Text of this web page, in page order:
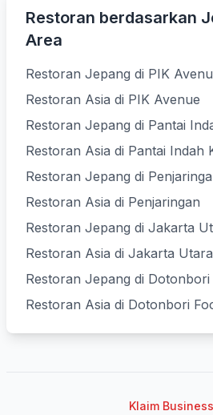
Restoran berdasarkan
Area
Restoran Jepang di PIK
Restoran Asia di PIK Avenue
Restoran Jepang di Pantai
Restoran Asia di Pantai Indah
Restoran Jepang di
Restoran Asia di Penjaringan
Restoran Jepang di Jakarta
Restoran Asia di Jakarta Utara
Restoran Jepang di
Restoran Asia di Dotonbori
Klaim